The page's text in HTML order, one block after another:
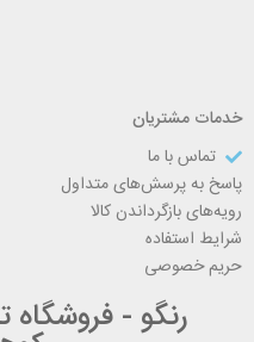
خدمات مشتریان
تماس با ما
پاسخ به پرسش‌های متداول
رویه‌های بازگرداندن کالا
شرایط استفاده
حریم خصوصی
رنگو - فروشگاه